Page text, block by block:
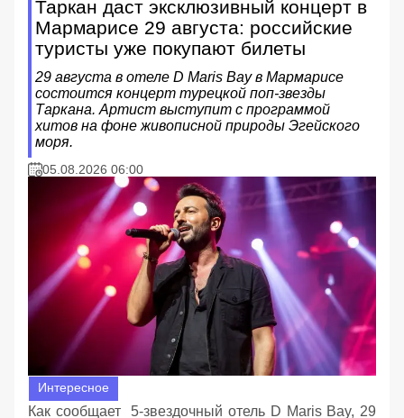
Таркан даст эксклюзивный концерт в
Мармарисе 29 августа: российские
туристы уже покупают билеты
29 августа в отеле D Maris Bay в Мармарисе
состоится концерт турецкой поп-звезды
Таркана. Артист выступит с программой
хитов на фоне живописной природы Эгейского
моря.
05.08.2026 06:00
Интересное
Как сообщает 5-звездочный отель D Maris Bay, 29